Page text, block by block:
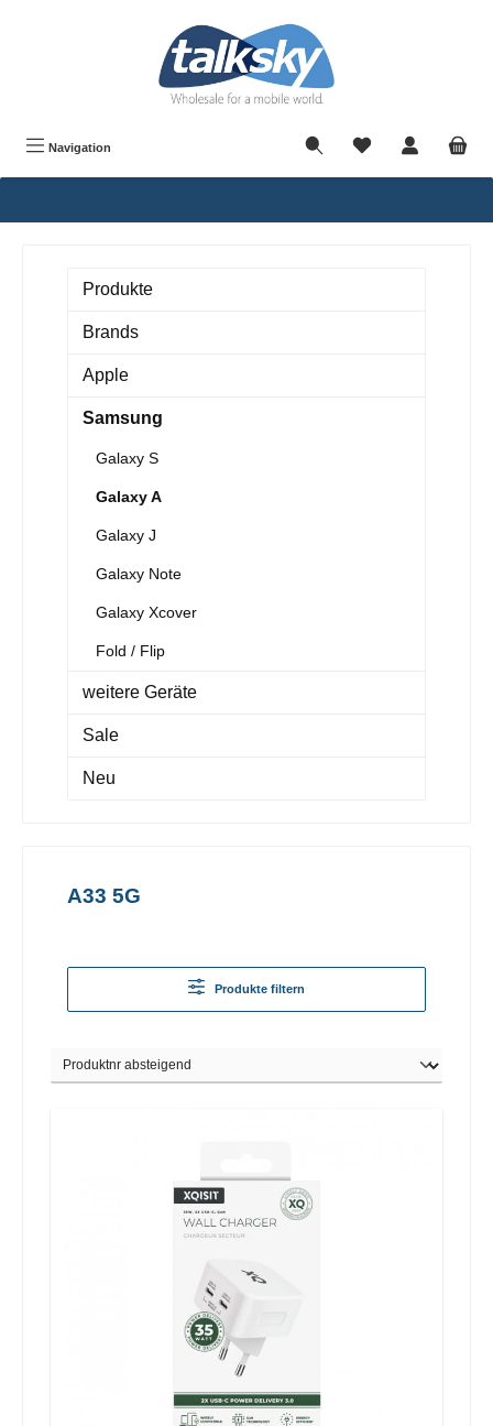
Navigation
Produkte
Brands
Apple
Samsung
Galaxy S
Galaxy A
Galaxy J
Galaxy Note
Galaxy Xcover
Fold / Flip
weitere Geräte
Sale
Neu
A33 5G
Produkte filtern